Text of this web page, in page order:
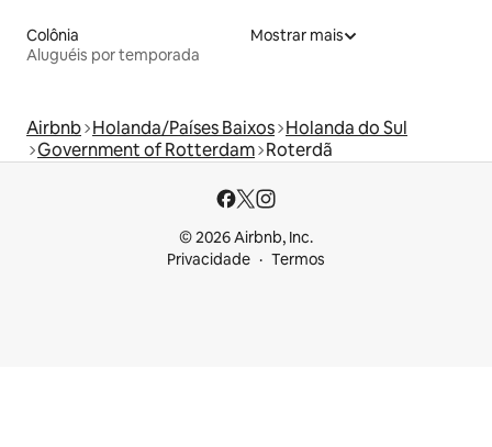
Colônia
Aluguéis por temporada
Mostrar mais
Airbnb Holanda/Países Baixos Holanda do Sul
Government of Rotterdam Roterdã
© 2026 Airbnb, Inc.
Privacidade
Termos